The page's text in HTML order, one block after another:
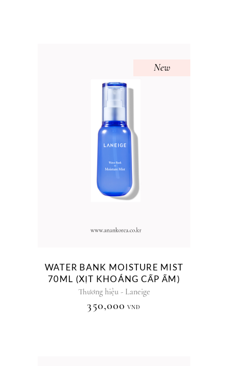
New
WATER BANK MOISTURE MIST
70ML (XỊT KHOÁNG CẤP ẨM)
Thương hiệu - Laneige
350,000 VNĐ